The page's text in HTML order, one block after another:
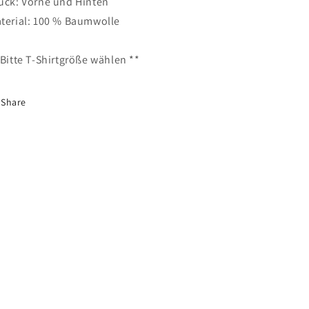
100 % Baumwolle
T-Shirtgröße wählen **
Share